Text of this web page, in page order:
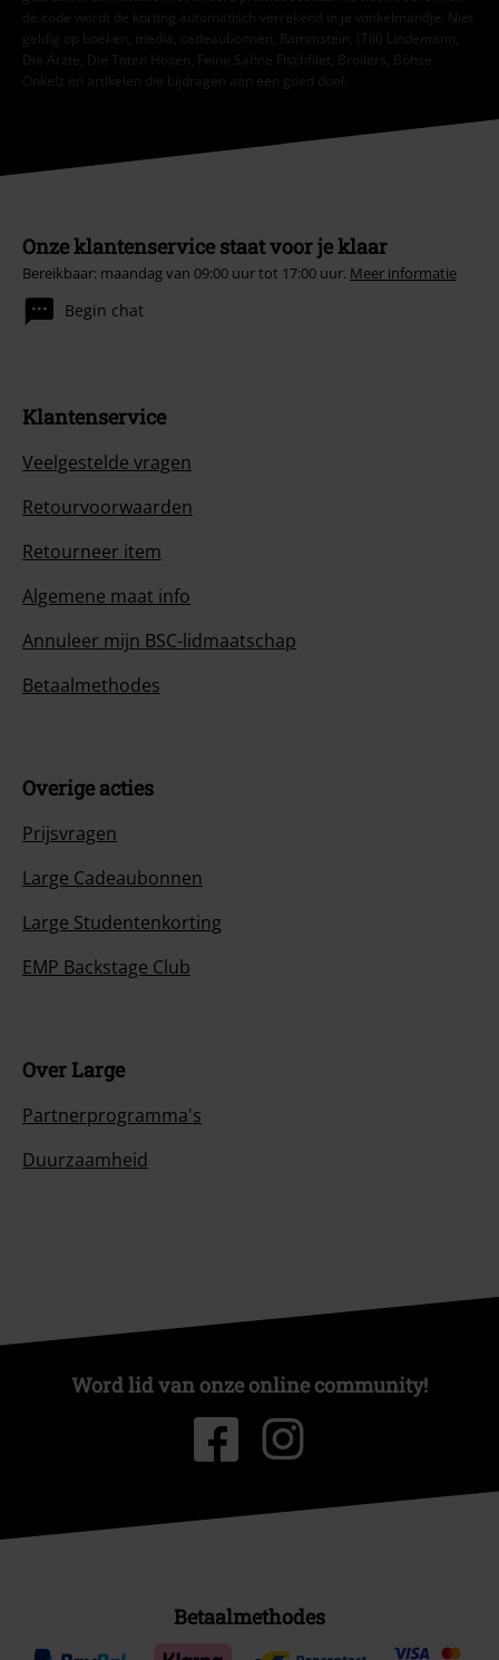
de code wordt de korting automatisch verrekend in je winkelmandje. Niet
geldig op boeken, media, cadeaubonnen, Rammstein, (Till) Lindemann,
Die Ärzte, Die Toten Hosen, Feine Sahne Fischfilet, Broilers, Böhse
Onkelz en artikelen die bijdragen aan een goed doel.
Onze klantenservice staat voor je klaar
Bereikbaar: maandag van 09:00 uur tot 17:00 uur. Meer informatie
Begin chat
Klantenservice
Veelgestelde vragen
Retourvoorwaarden
Retourneer item
Algemene maat info
Annuleer mijn BSC-lidmaatschap
Betaalmethodes
Overige acties
Prijsvragen
Large Cadeaubonnen
Large Studentenkorting
EMP Backstage Club
Over Large
Partnerprogramma's
Duurzaamheid
Word lid van onze online community!
Betaalmethodes